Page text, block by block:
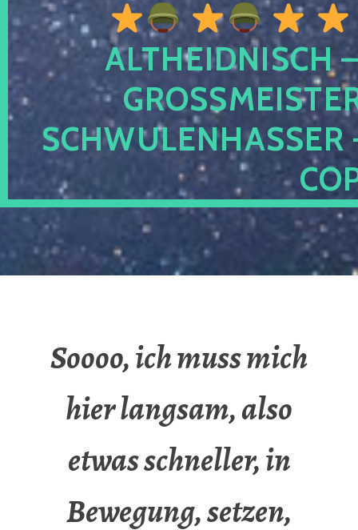
ALTHEIDNISCH
CHWULENHASSER
Soooo, ich muss mich
hier langsam, also
etwas schneller, in
Bewegung, setzen,